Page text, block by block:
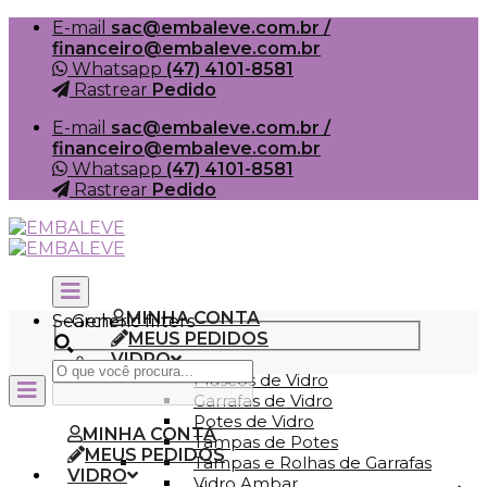
Skip
content
E-mail sac@embaleve.com.br /
financeiro@embaleve.com.br
Whatsapp (47) 4101-8581
Rastrear Pedido
E-mail sac@embaleve.com.br /
financeiro@embaleve.com.br
Whatsapp (47) 4101-8581
Rastrear Pedido
MINHA CONTA
MEUS PEDIDOS
VIDRO
Frascos de Vidro
Garrafas de Vidro
Potes de Vidro
Tampas de Potes
Tampas e Rolhas de Garrafas
Search
Generic filters
MINHA CONTA
MEUS PEDIDOS
VIDRO